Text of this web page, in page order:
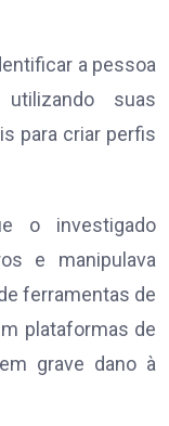
a pessoa
suas
para criar perfis
o investigado
e manipulava
ferramentas de
plataformas de
grave dano à